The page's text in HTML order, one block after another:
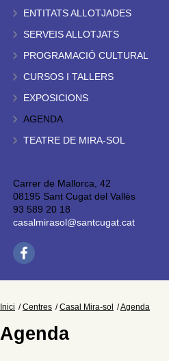
ENTITATS ALLOTJADES
SERVEIS ALLOTJATS
PROGRAMACIÓ CULTURAL
CURSOS I TALLERS
EXPOSICIONS
AGENDA
TEATRE DE MIRA-SOL
Carrer de Mallorca, 42
08195 Sant Cugat del Vallès
93 589 20 18
casalmirasol@santcugat.cat
Inici Centres Casal Mira-sol Agenda
Agenda